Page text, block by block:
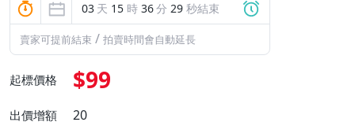
03 天 15 時 36分 28 秒結束
賣家可提前結束 / 拍賣時間會自動延長
起標價格 $99
出價增額 20